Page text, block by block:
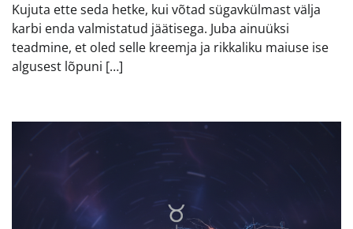
Kujuta ette seda hetke, kui võtad sügavkülmast välja
karbi enda valmistatud jäätisega. Juba ainuüksi
teadmine, et oled selle kreemja ja rikkaliku maiuse ise
algusest lõpuni […]